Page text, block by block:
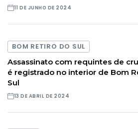
11 DE JUNHO DE 2024
BOM RETIRO DO SUL
Assassinato com requintes de
é registrado no interior de Bom
Sul
13 DE ABRIL DE 2024